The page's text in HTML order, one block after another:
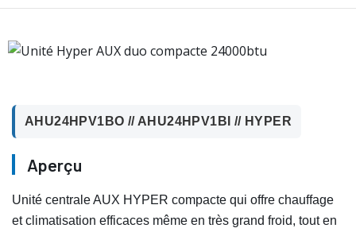
AHU24HPV1BO // AHU24HPV1BI // HYPER
Aperçu
Unité centrale AUX HYPER compacte qui offre chauffage
et climatisation efficaces même en très grand froid, tout en